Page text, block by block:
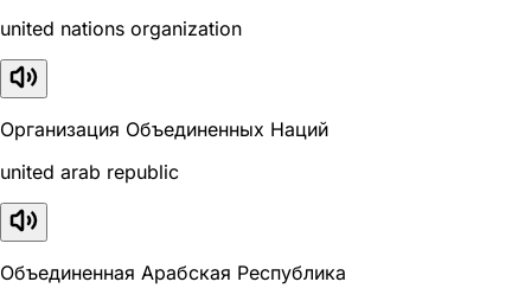
united nations organization
Организация Объединенных Наций
united arab republic
Объединенная Арабская Республика